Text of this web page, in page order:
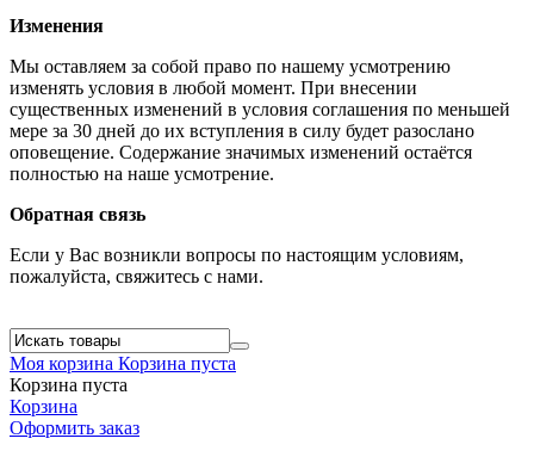
Изменения
Мы оставляем за собой право по нашему усмотрению
изменять условия в любой момент. При внесении
существенных изменений в условия соглашения по меньшей
мере за 30 дней до их вступления в силу будет разослано
оповещение. Содержание значимых изменений остаётся
полностью на наше усмотрение.
Обратная связь
Если у Вас возникли вопросы по настоящим условиям,
пожалуйста, свяжитесь с нами.
Моя корзина Корзина пуста
Корзина пуста
Корзина
Оформить заказ